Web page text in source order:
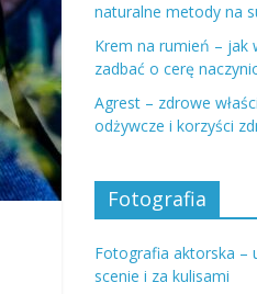
naturalne metody na
Krem na rumień – jak
zadbać o cerę
Agrest – zdrowe
odżywcze i korzyści
Fotografia
Fotografia aktorska –
scenie i za kulisami